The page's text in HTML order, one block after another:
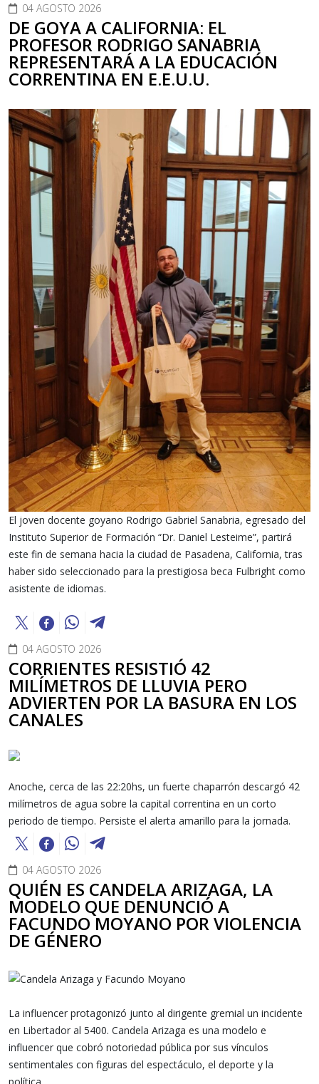
04 AGOSTO 2026
DE GOYA A CALIFORNIA: EL
PROFESOR RODRIGO SANABRIA
REPRESENTARÁ A LA EDUCACIÓN
CORRENTINA EN E.E.U.U.
El joven docente goyano Rodrigo Gabriel Sanabria, egresado del
Instituto Superior de Formación “Dr. Daniel Lesteime”, partirá
este fin de semana hacia la ciudad de Pasadena, California, tras
haber sido seleccionado para la prestigiosa beca Fulbright como
asistente de idiomas.
04 AGOSTO 2026
CORRIENTES RESISTIÓ 42
MILÍMETROS DE LLUVIA PERO
ADVIERTEN POR LA BASURA EN LOS
CANALES
Anoche, cerca de las 22:20hs, un fuerte chaparrón descargó 42
milímetros de agua sobre la capital correntina en un corto
periodo de tiempo. Persiste el alerta amarillo para la jornada.
04 AGOSTO 2026
QUIÉN ES CANDELA ARIZAGA, LA
MODELO QUE DENUNCIÓ A
FACUNDO MOYANO POR VIOLENCIA
DE GÉNERO
La influencer protagonizó junto al dirigente gremial un incidente
en Libertador al 5400. Candela Arizaga es una modelo e
influencer que cobró notoriedad pública por sus vínculos
sentimentales con figuras del espectáculo, el deporte y la